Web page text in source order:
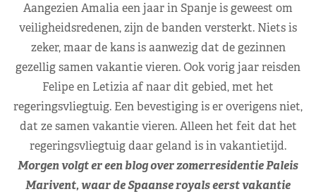
Aangezien Amalia een jaar in Spanje is geweest om
veiligheidsredenen, zijn de banden versterkt. Niets is
zeker, maar de kans is aanwezig dat de gezinnen
gezellig samen vakantie vieren. Ook vorig jaar reisden
Felipe en Letizia af naar dit gebied, met het
regeringsvliegtuig. Een bevestiging is er overigens niet,
dat ze samen vakantie vieren. Alleen het feit dat het
regeringsvliegtuig daar geland is in vakantietijd.
Morgen volgt er een blog over zomerresidentie Paleis
Marivent, waar de Spaanse royals eerst vakantie